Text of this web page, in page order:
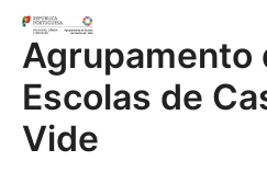
content
Agrupamento
Escolas de
Vide